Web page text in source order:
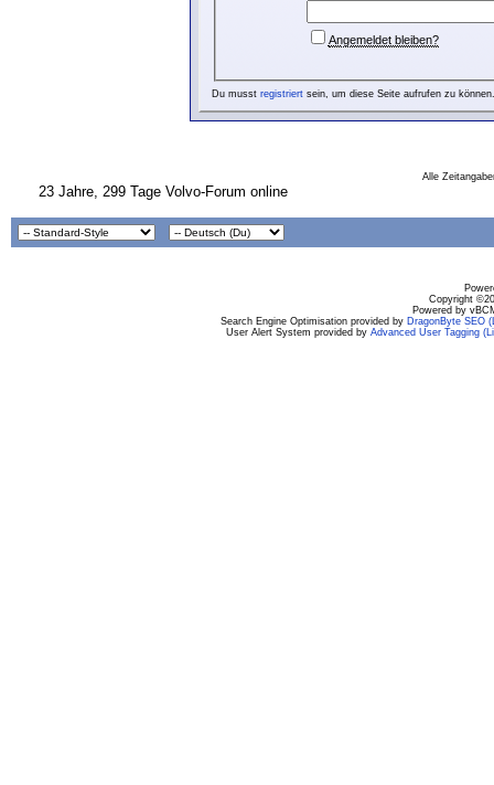
Angemeldet bleiben?
Du musst registriertsein, um diese Seite aufrufen zu können.
Alle
23 Jahre, 299 Tage Volvo-Forum online
Copyright
Powered by
Search Engine Optimisation provided by DragonByte SEO
User Alert System provided by Advanced User Tagging